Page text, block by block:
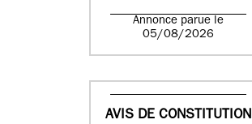
Annonce parue le
05/08/2026
AVIS DE CONSTITUTION